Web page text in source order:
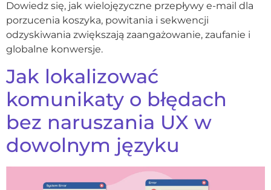
Dowiedz się, jak wielojęzyczne przepływy e-mail dla
porzucenia koszyka, powitania i sekwencji
odzyskiwania zwiększają zaangażowanie, zaufanie i
globalne konwersje.
Jak lokalizować
komunikaty o błędach
bez naruszania UX w
dowolnym języku